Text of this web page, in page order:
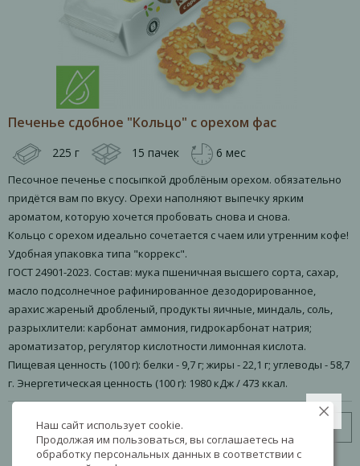
Печенье сдобное "Кольцо" с орехом фас
225 г 15 пачек 6 мес
Песочное печенье с посыпкой дроблёным орехом. обязательно
придётся вам по вкусу. Орехи наполняют выпечку ярким
ароматом, которую хочется пробовать снова и снова.
Кольцо с орехом идеально сочетается с чаем или утренним кофе!
Удобная упаковка типа "коррекс".
ГОСТ 24901-2023. Состав: мука пшеничная высшего сорта, сахар,
масло подсолнечное рафинированное дезодорированное,
арахис жареный дробленый, продукты яичные, миндаль, соль,
разрыхлители: карбонат аммония, гидрокарбонат натрия;
ароматизатор, регулятор кислотности лимонная кислота.
Пищевая ценность (100 г): белки - 9,7 г; жиры - 22,1 г; углеводы - 58,7
г. Энергетическая ценность (100 г): 1980 кДж / 473 ккал.
Узнать цену
Наш сайт использует cookie.
Продолжая им пользоваться, вы соглашаетесь на
обработку персональных данных в соответствии с